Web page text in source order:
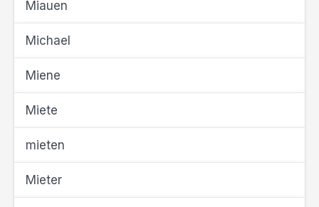
Miauen
Michael
Miene
Miete
mieten
Mieter